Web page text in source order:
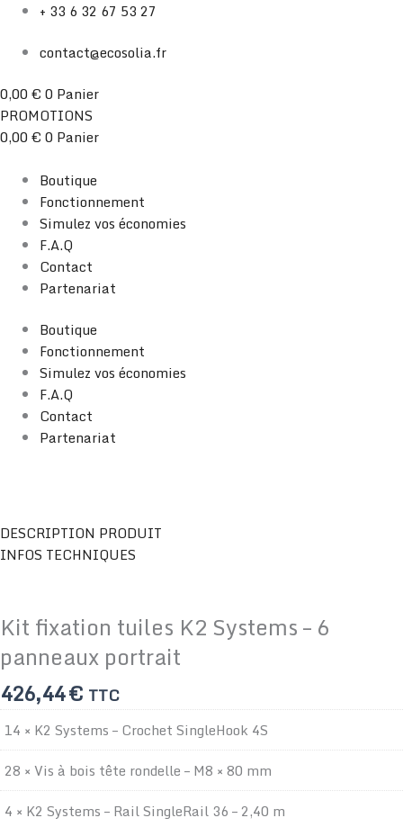
Aller
contenu
+ 33 6 32 67 53 27
contact@ecosolia.fr
0,00 € 0 Panier
PROMOTIONS
0,00 € 0 Panier
Boutique
Fonctionnement
Simulez vos économies
F.A.Q
Contact
Partenariat
Boutique
Fonctionnement
Simulez vos économies
F.A.Q
Contact
Partenariat
DESCRIPTION PRODUIT
INFOS TECHNIQUES
Kit fixation tuiles K2 Systems – 6
panneaux portrait
426,44€ TTC
14 × K2 Systems – Crochet SingleHook 4S
28 × Vis à bois tête rondelle – M8 × 80 mm
4 × K2 Systems – Rail SingleRail 36 – 2,40 m
quantité
de
tuiles
K2
Systems
6
panneaux
portrait